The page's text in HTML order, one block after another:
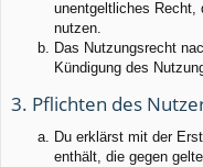
unentgeltliches Recht,
nutzen.
Das Nutzungsrecht
Kündigung des
3. Pflichten des
Du erklärst mit der
enthält, die gegen